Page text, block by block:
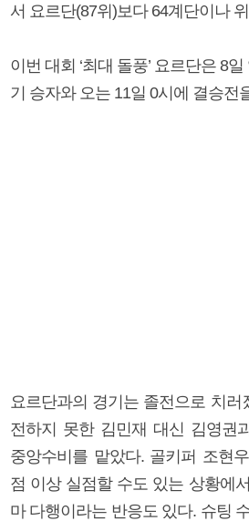
서 요르단(87위)보다 64계단이나
이번 대회 ‘최대 돌풍’ 요르단은 8
기 승자와 오는 11일 0시에 결승전
요르단과의 경기는 졸전으로 치러
전하지 못한 김민재 대신 김영권
중앙수비를 맡았다. 골키퍼 조현
점 이상 실점할 수도 있는 상황에
마 다행이라는 반응도 있다. 슈팅